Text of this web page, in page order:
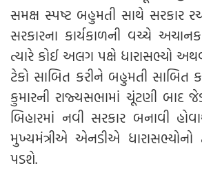
સમક્ષ સ્પષ્ટ બહુમતી સાથે સરકાર
સરકારના કાર્યકાળની વચ્ચે
ત્યારે કોઈ અલગ પક્ષે ધારાસભ્યો
ટેકો સાબિત કરીને બહુમતી સાબિત
કુમારની રાજ્યસભામાં ચૂંટણી બાદ
બિહારમાં નવી સરકાર બનાવી
મુખ્યમંત્રીએ એનડીએ ધારાસભ્યોનો
પડશે.